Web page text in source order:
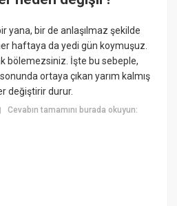
yana, bir de anlaşılmaz şekilde
haftaya da yedi gün koymuşuz.
bölemezsiniz. İşte bu sebeple,
ortaya çıkan yarım kalmış
değiştirir durur.
Cevabın tamamını burada okuyun: